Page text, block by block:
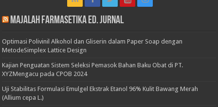
Majalah Farmasetika Ed. Jurnal
Optimasi Polivinil Alkohol dan Gliserin dalam Paper Soap dengan
MetodeSimplex Lattice Design
Kajian Penguatan Sistem Seleksi Pemasok Bahan Baku Obat di PT.
XYZMengacu pada CPOB 2024
Uji Stabilitas Formulasi Emulgel Ekstrak Etanol 96% Kulit Bawang Merah
(Allium cepa L.)